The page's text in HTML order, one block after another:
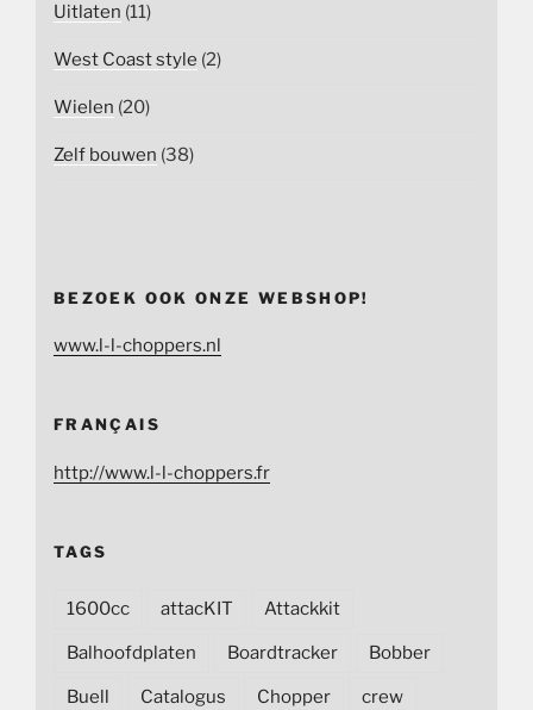
Uitlaten (11)
West Coast style (2)
Wielen (20)
Zelf bouwen (38)
BEZOEK OOK ONZE WEBSHOP!
www.l-l-choppers.nl
FRANÇAIS
http://www.l-l-choppers.fr
TAGS
1600cc attacKIT Attackkit
Balhoofdplaten Boardtracker Bobber
Buell Catalogus Chopper crew